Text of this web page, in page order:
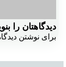
دیدگاهتان را
برای نوشتن